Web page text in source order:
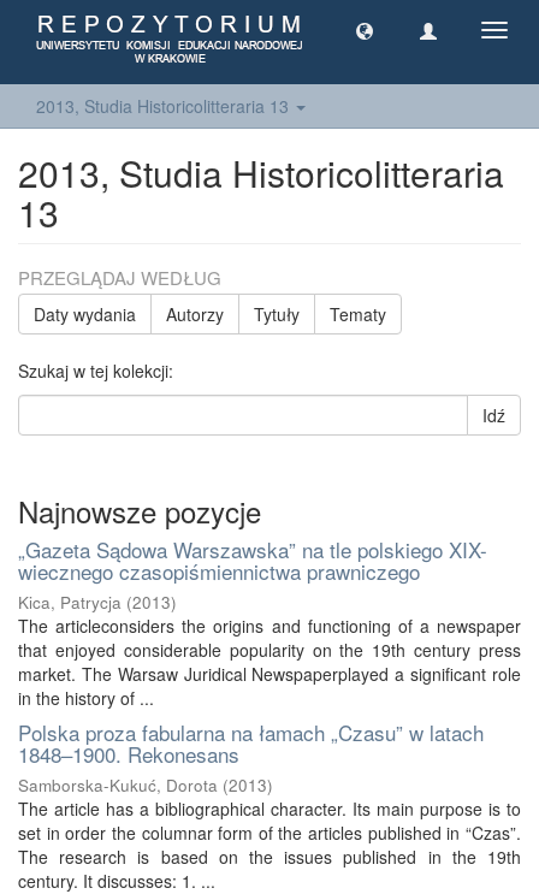
2013, Studia Historicolitteraria 13
2013, Studia Historicolitteraria
13
PRZEGLĄDAJ WEDŁUG
Daty wydania Autorzy Tytuły Tematy
Szukaj w tej kolekcji:
Idź
Najnowsze pozycje
„Gazeta Sądowa Warszawska” na tle polskiego XIX-
wiecznego czasopiśmiennictwa prawniczego
Kica, Patrycja (2013)
The articleconsiders the origins and functioning of a newspaper
that enjoyed considerable popularity on the 19th century press
market. The Warsaw Juridical Newspaperplayed a significant role
in the history of ...
Polska proza fabularna na łamach „Czasu” w latach
1848–1900. Rekonesans
Samborska-Kukuć, Dorota (2013)
The article has a bibliographical character. Its main purpose is to
set in order the columnar form of the articles published in “Czas”.
The research is based on the issues published in the 19th
century. It discusses: 1. ...